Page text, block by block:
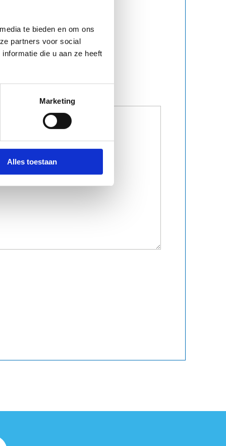
te bieden en om ons
partners voor social
die u aan ze heeft
Marketing
Alles toestaan